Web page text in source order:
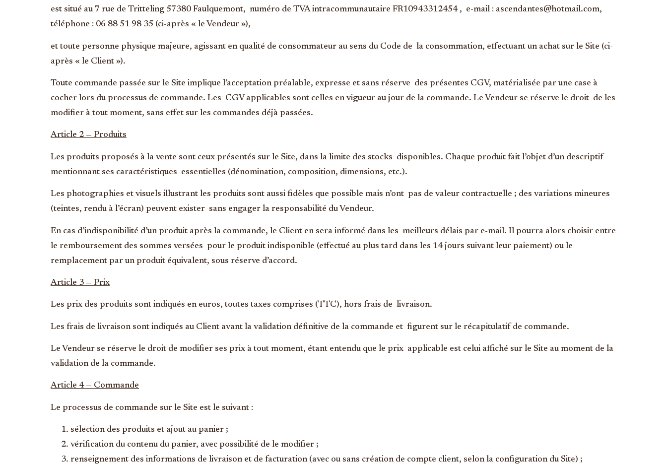
est situé au 7 rue de Tritteling 57380 Faulquemont, numéro de TVA intracommunautaire FR10943312454 , e-mail : ascendantes@hotmail.com,
téléphone : 06 88 51 98 35 (ci-après « le Vendeur »),
et toute personne physique majeure, agissant en qualité de consommateur au sens du Code de la consommation, effectuant un achat sur le Site (ci-
après « le Client »).
Toute commande passée sur le Site implique l’acceptation préalable, expresse et sans réserve des présentes CGV, matérialisée par une case à
cocher lors du processus de commande. Les CGV applicables sont celles en vigueur au jour de la commande. Le Vendeur se réserve le droit de les
modifier à tout moment, sans effet sur les commandes déjà passées.
Article 2 — Produits
Les produits proposés à la vente sont ceux présentés sur le Site, dans la limite des stocks disponibles. Chaque produit fait l’objet d’un descriptif
mentionnant ses caractéristiques essentielles (dénomination, composition, dimensions, etc.).
Les photographies et visuels illustrant les produits sont aussi fidèles que possible mais n’ont pas de valeur contractuelle ; des variations mineures
(teintes, rendu à l’écran) peuvent exister sans engager la responsabilité du Vendeur.
En cas d’indisponibilité d’un produit après la commande, le Client en sera informé dans les meilleurs délais par e-mail. Il pourra alors choisir entre
le remboursement des sommes versées pour le produit indisponible (effectué au plus tard dans les 14 jours suivant leur paiement) ou le
remplacement par un produit équivalent, sous réserve d’accord.
Article 3 — Prix
Les prix des produits sont indiqués en euros, toutes taxes comprises (TTC), hors frais de livraison.
Les frais de livraison sont indiqués au Client avant la validation définitive de la commande et figurent sur le récapitulatif de commande.
Le Vendeur se réserve le droit de modifier ses prix à tout moment, étant entendu que le prix applicable est celui affiché sur le Site au moment de la
validation de la commande.
Article 4 — Commande
Le processus de commande sur le Site est le suivant :
sélection des produits et ajout au panier ;
vérification du contenu du panier, avec possibilité de le modifier ;
renseignement des informations de livraison et de facturation (avec ou sans création de compte client, selon la configuration du Site) ;